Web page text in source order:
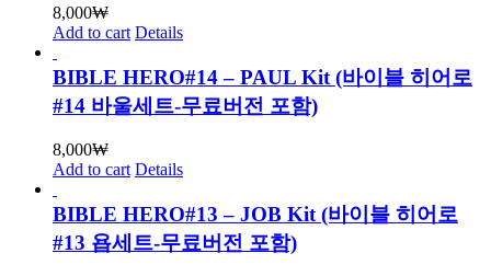
8,000₩
Add to cart Details
BIBLE HERO#14 – PAUL Kit (바이블 히어로
#14 바울세트-무료버전 포함)
8,000₩
Add to cart Details
BIBLE HERO#13 – JOB Kit (바이블 히어로
#13 욥세트-무료버전 포함)